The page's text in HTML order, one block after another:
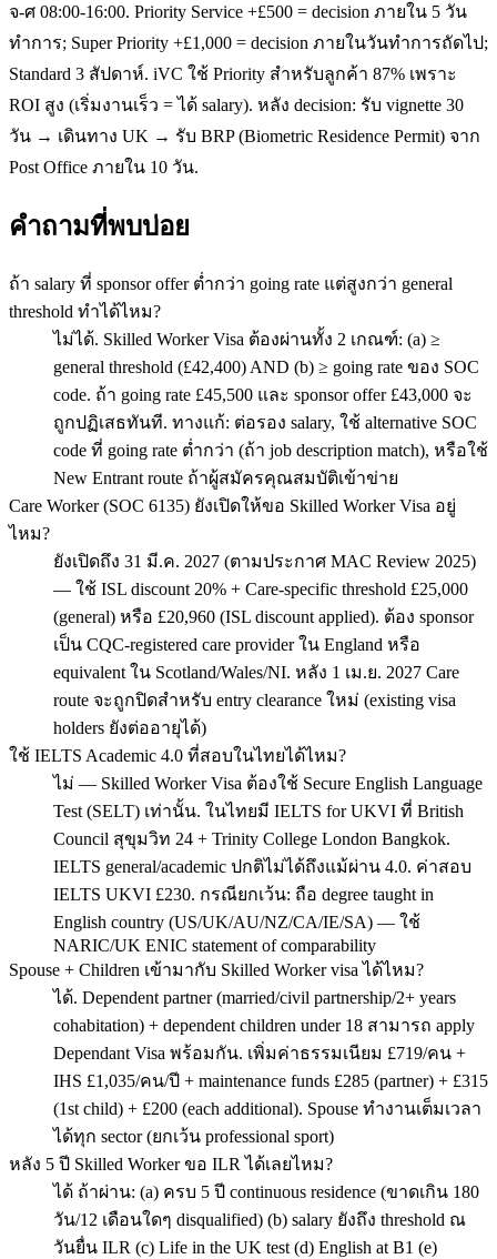
จ-ศ 08:00-16:00. Priority Service +£500 = decision ภายใน 5 วัน
ทำการ; Super Priority +£1,000 = decision ภายในวันทำการถัดไป;
Standard 3 สัปดาห์. iVC ใช้ Priority สำหรับลูกค้า 87% เพราะ
ROI สูง (เริ่มงานเร็ว = ได้ salary). หลัง decision: รับ vignette 30
วัน → เดินทาง UK → รับ BRP (Biometric Residence Permit) จาก
Post Office ภายใน 10 วัน.
คำถามที่พบบ่อย
ถ้า salary ที่ sponsor offer ต่ำกว่า going rate แต่สูงกว่า general
threshold ทำได้ไหม?
ไม่ได้. Skilled Worker Visa ต้องผ่านทั้ง 2 เกณฑ์: (a) ≥
general threshold (£42,400) AND (b) ≥ going rate ของ SOC
code. ถ้า going rate £45,500 และ sponsor offer £43,000 จะ
ถูกปฏิเสธทันที. ทางแก้: ต่อรอง salary, ใช้ alternative SOC
code ที่ going rate ต่ำกว่า (ถ้า job description match), หรือใช้
New Entrant route ถ้าผู้สมัครคุณสมบัติเข้าข่าย
Care Worker (SOC 6135) ยังเปิดให้ขอ Skilled Worker Visa อยู่
ไหม?
ยังเปิดถึง 31 มี.ค. 2027 (ตามประกาศ MAC Review 2025)
— ใช้ ISL discount 20% + Care-specific threshold £25,000
(general) หรือ £20,960 (ISL discount applied). ต้อง sponsor
เป็น CQC-registered care provider ใน England หรือ
equivalent ใน Scotland/Wales/NI. หลัง 1 เม.ย. 2027 Care
route จะถูกปิดสำหรับ entry clearance ใหม่ (existing visa
holders ยังต่ออายุได้)
ใช้ IELTS Academic 4.0 ที่สอบในไทยได้ไหม?
ไม่ — Skilled Worker Visa ต้องใช้ Secure English Language
Test (SELT) เท่านั้น. ในไทยมี IELTS for UKVI ที่ British
Council สุขุมวิท 24 + Trinity College London Bangkok.
IELTS general/academic ปกติไม่ได้ถึงแม้ผ่าน 4.0. ค่าสอบ
IELTS UKVI £230. กรณียกเว้น: ถือ degree taught in
English country (US/UK/AU/NZ/CA/IE/SA) — ใช้
NARIC/UK ENIC statement of comparability
Spouse + Children เข้ามากับ Skilled Worker visa ได้ไหม?
ได้. Dependent partner (married/civil partnership/2+ years
cohabitation) + dependent children under 18 สามารถ apply
Dependant Visa พร้อมกัน. เพิ่มค่าธรรมเนียม £719/คน +
IHS £1,035/คน/ปี + maintenance funds £285 (partner) + £315
(1st child) + £200 (each additional). Spouse ทำงานเต็มเวลา
ได้ทุก sector (ยกเว้น professional sport)
หลัง 5 ปี Skilled Worker ขอ ILR ได้เลยไหม?
ได้ ถ้าผ่าน: (a) ครบ 5 ปี continuous residence (ขาดเกิน 180
วัน/12 เดือนใดๆ disqualified) (b) salary ยังถึง threshold ณ
วันยื่น ILR (c) Life in the UK test (d) English at B1 (e)